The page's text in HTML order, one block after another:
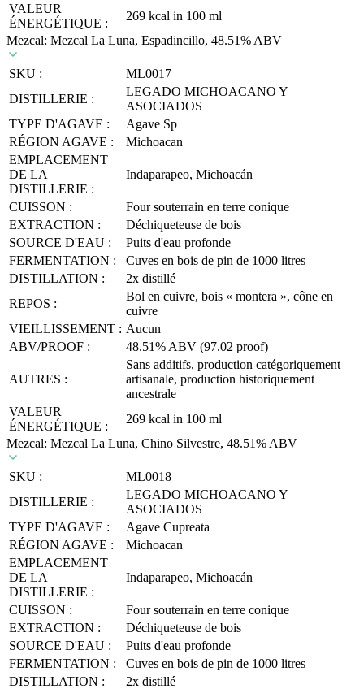
VALEUR
ÉNERGÉTIQUE :
269 kcal in 100 ml
Mezcal: Mezcal La Luna, Espadincillo, 48.51% ABV
SKU :
ML0017
DISTILLERIE :
LEGADO MICHOACANO Y
ASOCIADOS
TYPE D'AGAVE :
Agave Sp
RÉGION AGAVE :
Michoacan
EMPLACEMENT
DE LA
DISTILLERIE :
Indaparapeo, Michoacán
CUISSON :
Four souterrain en terre conique
EXTRACTION :
Déchiqueteuse de bois
SOURCE D'EAU :
Puits d'eau profonde
FERMENTATION :
Cuves en bois de pin de 1000 litres
DISTILLATION :
2x distillé
REPOS :
Bol en cuivre, bois « montera », cône en
cuivre
VIEILLISSEMENT : Aucun
ABV/PROOF :
48.51% ABV (97.02 proof)
AUTRES :
Sans additifs, production catégoriquement
artisanale, production historiquement
ancestrale
VALEUR
ÉNERGÉTIQUE :
269 kcal in 100 ml
Mezcal: Mezcal La Luna, Chino Silvestre, 48.51% ABV
SKU :
ML0018
DISTILLERIE :
LEGADO MICHOACANO Y
ASOCIADOS
TYPE D'AGAVE :
Agave Cupreata
RÉGION AGAVE :
Michoacan
EMPLACEMENT
DE LA
DISTILLERIE :
Indaparapeo, Michoacán
CUISSON :
Four souterrain en terre conique
EXTRACTION :
Déchiqueteuse de bois
SOURCE D'EAU :
Puits d'eau profonde
FERMENTATION :
Cuves en bois de pin de 1000 litres
DISTILLATION :
2x distillé